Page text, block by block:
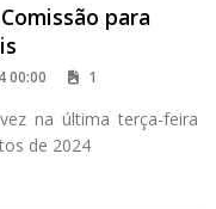
para
00:00 1
na última terça-feira
de 2024